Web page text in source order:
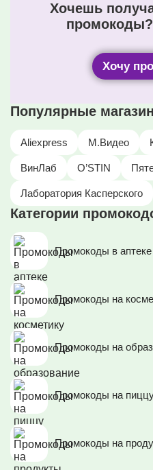
Хочешь
Хочу
Популярные
Aliexpress М.Видео
ВинЛаб O’STIN
Лаборатория Касперского
Категории
Промокоды в аптеке
Промокоды на
Промокоды на
Промокоды на
Промокоды на